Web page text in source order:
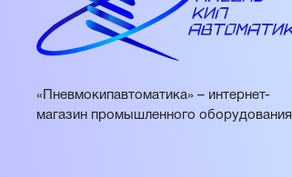
«Пневмокипавтоматика» – интернет-
магазин промышленного оборудования